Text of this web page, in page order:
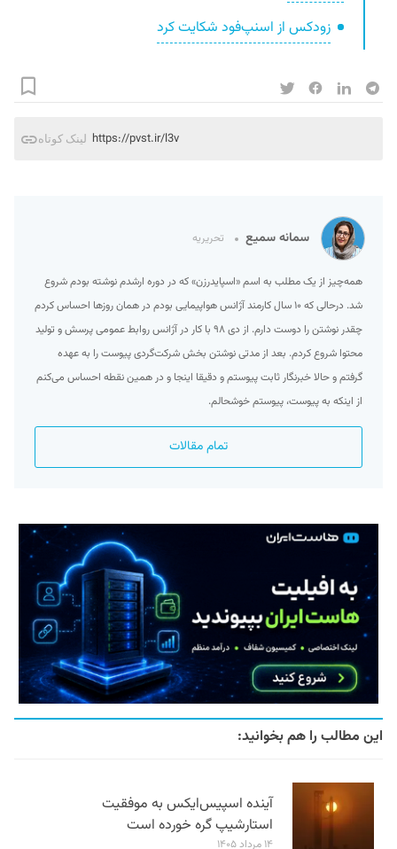
زودکس از اسنپ‌فود شکایت کرد
لینک کوتاه https://pvst.ir/l3v
سمانه سمیع تحریریه
همه‌چیز از یک مطلب به اسم «اسپایدرزن» که در دوره ارشدم نوشته بودم شروع
شد. درحالی که ۱۰ سال کارمند آژانس هواپیمایی بودم در همان روزها احساس کردم
چقدر نوشتن را دوست دارم. از دی ۹۸ با کار در آژانس روابط عمومی پرسش و تولید
محتوا شروع کردم. بعد از مدتی نوشتن بخش شرکت‌گردی پیوست را به عهده
گرفتم و حالا خبرنگار ثابت پیوستم و دقیقا اینجا و در همین نقطه احساس می‌کنم
از اینکه به پیوست، پیوستم خوشحالم.
تمام مقالات
این مطالب را هم بخوانید:
آینده اسپیس‌ایکس به موفقیت
استارشیپ گره خورده است
۱۴ مرداد ۱۴۰۵